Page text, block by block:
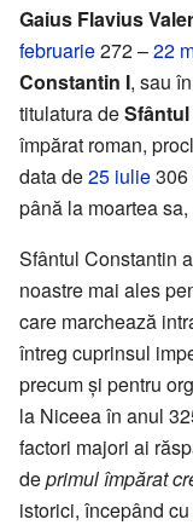
Gaius Flavius
februarie272 –22
Constantin I, sau
titulatura de
împărat roman,
data de25 iulie306
până la moartea
Sfântul Constantin
noastre mai ales
care marchează
întreg cuprinsul
precum și pentru
la Niceea în anul
factori majori ai
deprimul împărat
istorici, începând cu